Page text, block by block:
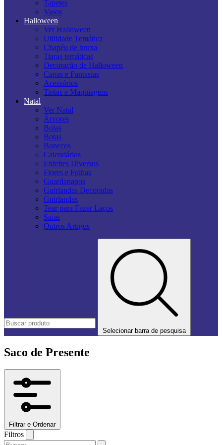
Tapetes
Vasos
Halloween
Ver Halloween
Utilidade Temática
Chapéu de bruxa
Tiaras temáticas
Decoração de Halloween
Capas e Fantasias
Acessórios
Tintas e Maquiagens
Natal
Ver Natal
Árvores
Bolas
Botas
Bonecos
Calendários
Enfeites Diversos
Flores e Folhas
Guardanapos
Guirlandas Decoradas
Guirlandas
Tear para Fazer Laços
Saias
Outros Artigos
Selecionar barra de pesquisa
Saco de Presente
Filtrar e Ordenar
Filtros